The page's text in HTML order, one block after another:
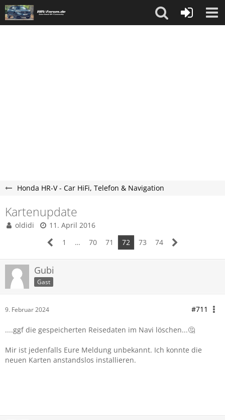
Honda HR-V - Car HiFi, Telefon & Navigation
Kartenupdate
oldidi
11. April 2016
1
… 70 71 72 73 74
Gubi
Gast
9. Februar 2024 #711
....ggf die gespeicherten Reisedaten im Navi löschen...🤔
Mir ist jedenfalls Eure Meldung unbekannt. Ich konnte die
neuen Karten anstandslos installieren.